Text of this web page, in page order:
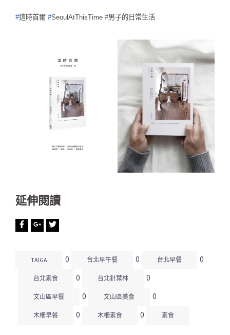
#這時首爾 #SeoulAtThisTime #男子的日常生活
延伸閱讀
TAIGA 0 台北早午餐 0 台北早餐 0
台北素食 0 台北針葉林 0
文山區早餐 0 文山區美食 0
木柵早餐 0 木柵素食 0 素食